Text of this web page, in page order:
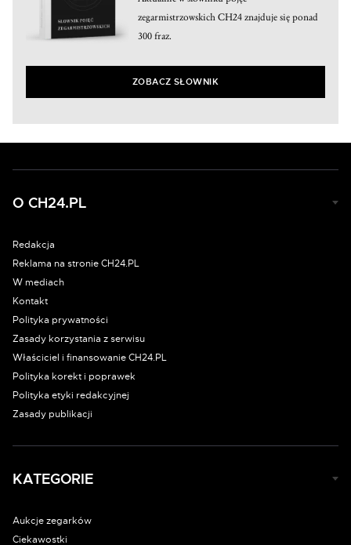
zegarmistrzowskich CH24 znajduje się ponad
300 fraz.
ZOBACZ SŁOWNIK
O CH24.PL
Redakcja
Reklama na stronie CH24.PL
W mediach
Kontakt
Polityka prywatności
Zasady korzystania z serwisu
Właściciel i finansowanie CH24.PL
Polityka korekt i poprawek
Polityka etyki redakcyjnej
Zasady publikacji
KATEGORIE
Aukcje zegarków
Ciekawostki